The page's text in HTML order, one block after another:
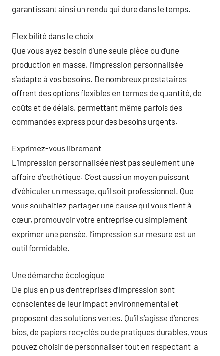
garantissant ainsi un rendu qui dure dans le temps.
Flexibilité dans le choix
Que vous ayez besoin d’une seule pièce ou d’une
production en masse, l’impression personnalisée
s’adapte à vos besoins. De nombreux prestataires
offrent des options flexibles en termes de quantité, de
coûts et de délais, permettant même parfois des
commandes express pour des besoins urgents.
Exprimez-vous librement
L’impression personnalisée n’est pas seulement une
affaire d’esthétique. C’est aussi un moyen puissant
d’véhiculer un message, qu’il soit professionnel. Que
vous souhaitiez partager une cause qui vous tient à
cœur, promouvoir votre entreprise ou simplement
exprimer une pensée, l’impression sur mesure est un
outil formidable.
Une démarche écologique
De plus en plus d’entreprises d’impression sont
conscientes de leur impact environnemental et
proposent des solutions vertes. Qu’il s’agisse d’encres
bios, de papiers recyclés ou de pratiques durables, vous
pouvez choisir de personnaliser tout en respectant la